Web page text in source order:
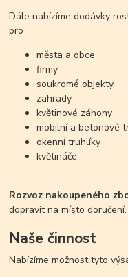
Dále nabízíme dodávky
pro
města a obce
firmy
soukromé objekty
zahrady
květinové záhony
mobilní a betonové
okenní truhlíky
květináče
Rozvoz nakoupeného
dopravit na místo doručení.
Naše činnost
Nabízíme možnost tyto